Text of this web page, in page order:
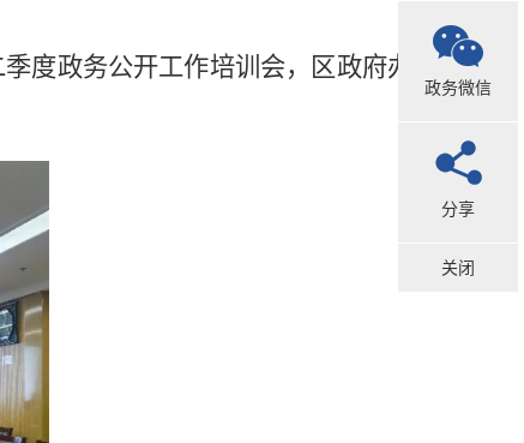
季度政务公开工作培训会，区政府办公
政务微信
分享
关闭